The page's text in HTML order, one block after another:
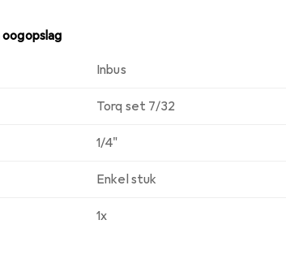
Inbus
Torq set 7/32
1/4"
Enkel stuk
1x